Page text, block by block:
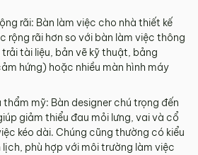
rãi: Bàn làm việc cho nhà thiết kế
rộng rãi hơn so với bàn làm việc thông
tài liệu, bản vẽ kỹ thuật, bảng
hứng) hoặc nhiều màn hình máy
thẩm mỹ: Bàn designer chú trọng đến
giảm thiểu đau mỏi lưng, vai và cổ
kéo dài. Chúng cũng thường có kiểu
phù hợp với môi trường làm việc